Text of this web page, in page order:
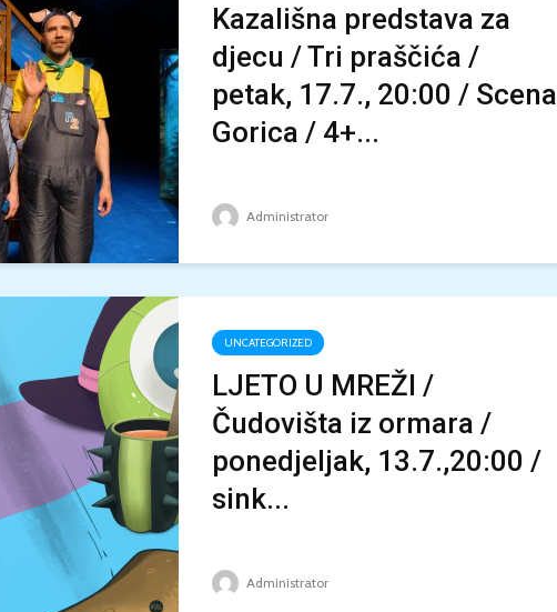
Kazališna predstava za
djecu / Tri praščića /
petak, 17.7., 20:00 / Scena
Gorica / 4+...
Administrator
UNCATEGORIZED
LJETO U MREŽI /
Čudovišta iz ormara /
ponedjeljak, 13.7.,20:00 /
sink...
Administrator